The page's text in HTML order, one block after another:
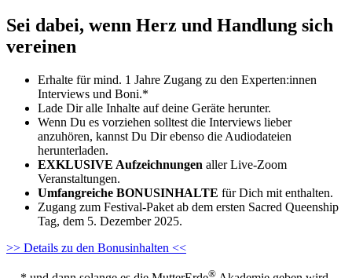
Sei dabei, wenn Herz und Handlung sich
vereinen
Erhalte für mind. 1 Jahre Zugang zu den Experten:innen
Interviews und Boni.*
Lade Dir alle Inhalte auf deine Geräte herunter.
Wenn Du es vorziehen solltest die Interviews lieber
anzuhören, kannst Du Dir ebenso die Audiodateien
herunterladen.
EXKLUSIVE Aufzeichnungen aller Live-Zoom
Veranstaltungen.
Umfangreiche BONUSINHALTE für Dich mit enthalten.
Zugang zum Festival-Paket ab dem ersten Sacred Queenship
Tag, dem 5. Dezember 2025.
>> Details zu den Bonusinhalten <<
®